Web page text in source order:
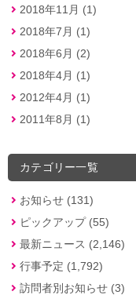
2018年11月 (1)
2018年7月 (1)
2018年6月 (2)
2018年4月 (1)
2012年4月 (1)
2011年8月 (1)
カテゴリー一覧
お知らせ (131)
ピックアップ (55)
最新ニュース (2,146)
行事予定 (1,792)
訪問者別お知らせ (3)